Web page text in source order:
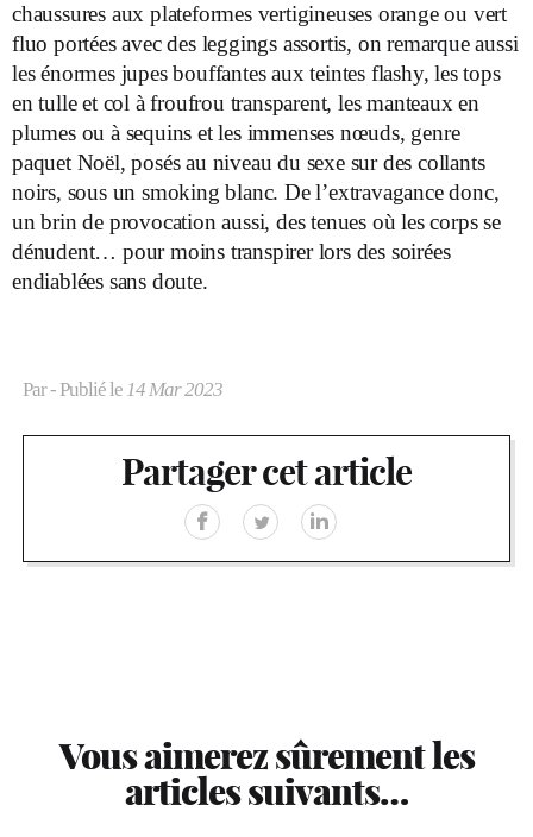
chaussures aux plateformes vertigineuses orange ou vert
fluo portées avec des leggings assortis, on remarque aussi
les énormes jupes bouffantes aux teintes flashy, les tops
en tulle et col à froufrou transparent, les manteaux en
plumes ou à sequins et les immenses nœuds, genre
paquet Noël, posés au niveau du sexe sur des collants
noirs, sous un smoking blanc. De l’extravagance donc,
un brin de provocation aussi, des tenues où les corps se
dénudent… pour moins transpirer lors des soirées
endiablées sans doute.
Par- Publié le 14 Mar 2023
Partager cet article
Vous aimerez sûrement les
articles suivants…